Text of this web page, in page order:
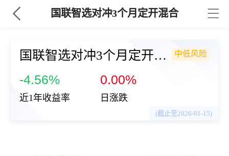
国联智选对冲3个月定开混合
国联智选对冲3个月定开混合 （008848
中低风险
-4.56%
近1年收益率
0.00%
日涨跌
(截止至2026-01-15)